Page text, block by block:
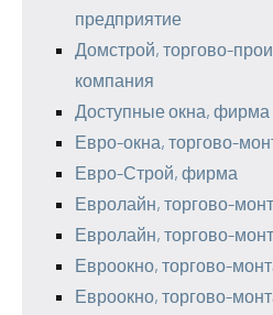
предприятие
Домстрой, торгово-
компания
Доступные окна, фирма
Евро-окна, торгово-
Евро-Строй, фирма
Евролайн, торгово-
Евролайн, торгово-
Евроокно, торгово-
Евроокно, торгово-